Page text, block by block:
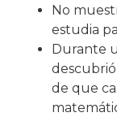
No
estudia
Durante
de que